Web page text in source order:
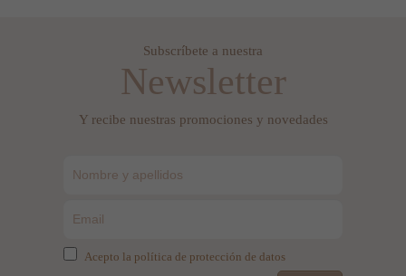
Subscríbete a nuestra
Newsletter
Y recibe nuestras promociones y novedades
Acepto la política de protección de datos